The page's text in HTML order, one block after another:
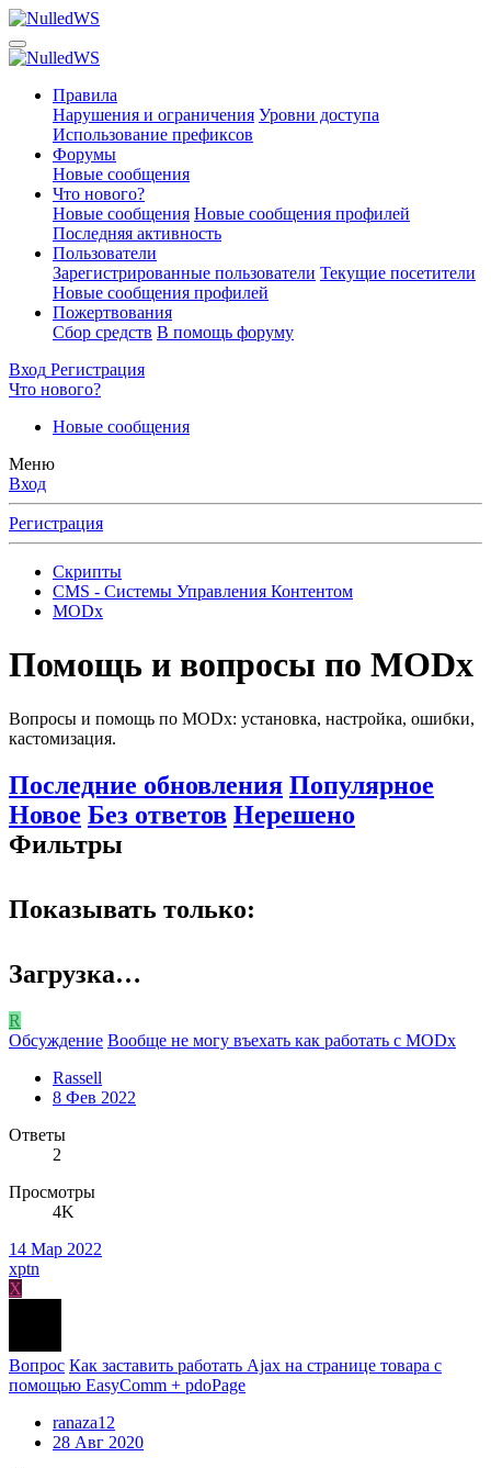
Правила
Нарушения и ограничения Уровни доступа
Использование префиксов
Форумы
Новые сообщения
Что нового?
Новые сообщения Новые сообщения профилей
Последняя активность
Пользователи
Зарегистрированные пользователи Текущие посетители
Новые сообщения профилей
Пожертвования
Сбор средств В помощь форуму
Вход Регистрация
Что нового?
Новые сообщения
Меню
Вход
Регистрация
Скрипты
CMS - Системы Управления Контентом
MODx
Помощь и вопросы по MODx
Вопросы и помощь по MODx: установка, настройка, ошибки,
кастомизация.
Последние обновления Популярное
Новое Без ответов Нерешено
Фильтры
Показывать только:
Загрузка…
R
Обсуждение Вообще не могу въехать как работать с MODx
Rassell
8 Фев 2022
Ответы
2
Просмотры
4K
14 Мар 2022
xptn
X
Вопрос Как заставить работать Ajax на странице товара с
помощью EasyComm + pdoPage
ranaza12
28 Авг 2020